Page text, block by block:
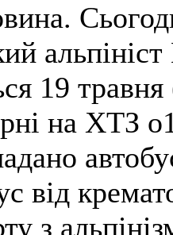
19
на ХТЗ
від
з